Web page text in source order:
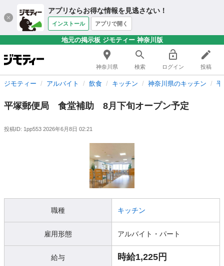
アプリならお得な情報を見逃さない！
インストール アプリで開く
地元の掲示板 ジモティー 神奈川版
神奈川県 検索 ログイン 投稿
ジモティー アルバイト 飲食 キッチン 神奈川県のキッチン
平塚郵便局 食堂補助 8月下旬オープン予定
投稿ID: 1pp553 2026年6月8日 02:21
職種 キッチン
雇用形態 アルバイト・パート
給与 時給1,225円